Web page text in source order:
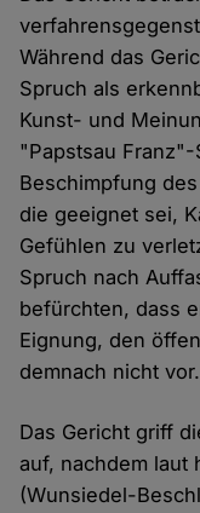
Während das
Spruch als
Kunst- und
"Papstsau
Beschimpfung
die geeignet sei,
Gefühlen zu
Spruch nach
befürchten, dass
Eignung, den
demnach nicht vor.
Das Gericht griff
auf, nachdem laut
(Wunsiedel-